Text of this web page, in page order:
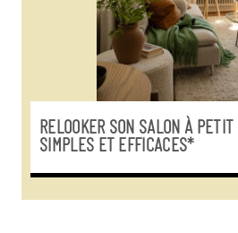
RELOOKER SON SALON À
SIMPLES ET EFFICACES*